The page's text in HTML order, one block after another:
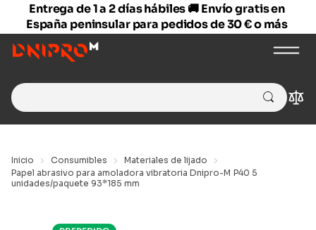
Entrega de 1 a 2 días hábiles 🚚 Envío gratis en
España peninsular para pedidos de 30 € o más
Search
for:
Inicio Consumibles
Materiales de lijado
Papel abrasivo para amoladora vibratoria Dnipro-M P40 5
unidades/paquete 93*185 mm